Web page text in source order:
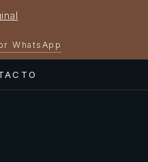
WhatsApp